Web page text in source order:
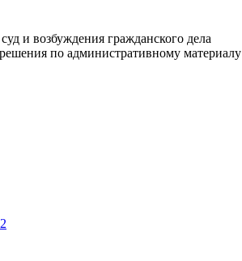
и возбуждения гражданского дела
по административному материалу